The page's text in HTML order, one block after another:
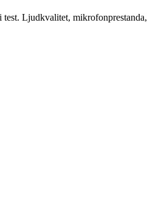
Ljudkvalitet,